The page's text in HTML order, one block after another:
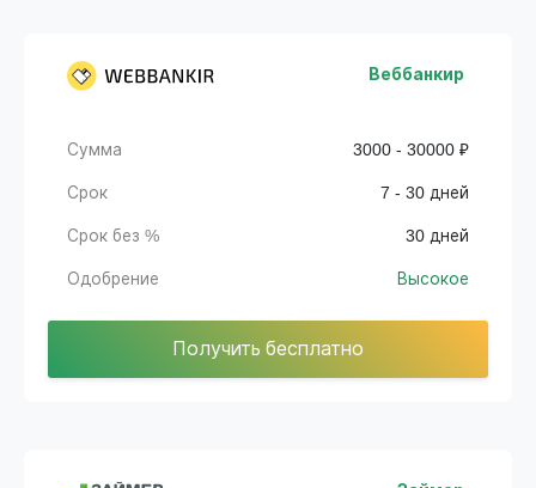
Веббанкир
Сумма 3000 - 30000 ₽
Срок 7 - 30 дней
Срок без % 30 дней
Одобрение Высокое
Получить бесплатно